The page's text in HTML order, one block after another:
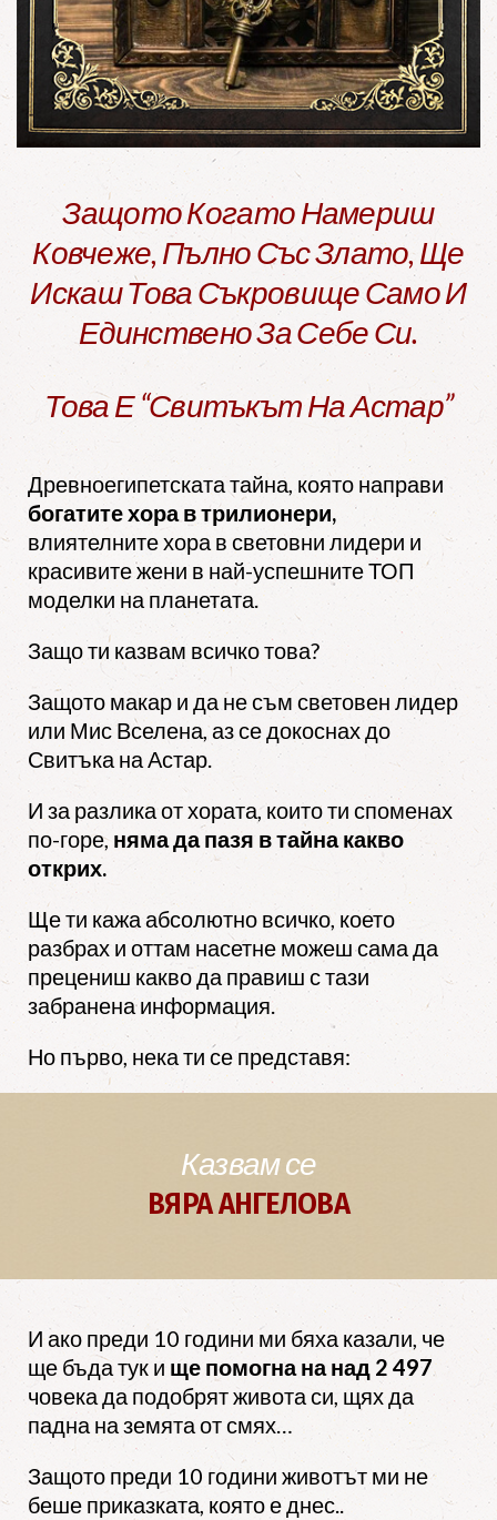
Защото Когато Намериш
Ковчеже, Пълно Със Злато, Ще
Искаш Това Съкровище Само И
Единствено За Себе Си.
Това Е “Свитъкът На Астар”
Древноегипетската тайна, която направи
богатите хора в трилионери,
влиятелните хора в световни лидери и
красивите жени в най-успешните ТОП
моделки на планетата.
Защо ти казвам всичко това?
Защото макар и да не съм световен лидер
или Мис Вселена, аз се докоснах до
Свитъка на Астар.
И за разлика от хората, които ти споменах
по-горе,няма да пазя в тайна какво
открих.
Ще ти кажа абсолютно всичко, което
разбрах и оттам насетне можеш сама да
прецениш какво да правиш с тази
забранена информация.
Но първо, нека ти се представя:
Казвам се
ВЯРА АНГЕЛОВА
И ако преди 10 години ми бяха казали, че
ще бъда тук и ще помогна на над 2 497
човека да подобрят живота си, щях да
падна на земята от смях…
Защото преди 10 години животът ми не
беше приказката, която е днес..